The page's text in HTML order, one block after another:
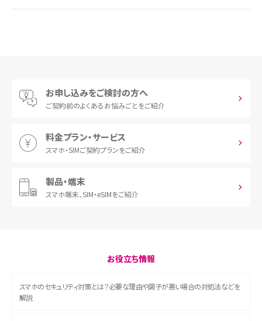
お申し込みをご検討の方へ
ご契約前のよくあるお悩みごとをご紹介
料金プラン・サービス
スマホ・SIMご契約プランをご紹介
製品・端末
スマホ端末、SIM・eSIMをご紹介
お役立ち情報
スマホのセキュリティ対策とは？必要な理由や調子が悪い場合の対処法などを
解説